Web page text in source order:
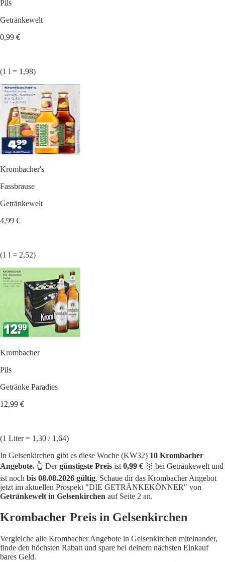
Pils
Getränkewelt
0,99 €
(1 l = 1,98)
Krombacher's
Fassbrause
Getränkewelt
4,99 €
(1 l = 2,52)
Krombacher
Pils
Getränke Paradies
12,99 €
(1 Liter = 1,30 / 1,64)
In Gelsenkirchen gibt es diese Woche (KW32) 10 Krombacher
Angebote. 👆 Dergünstigste Preis ist 0,99 € 🥇 bei Getränkewelt und
ist noch bis 08.08.2026 gültig. Schaue dir das Krombacher Angebot
jetzt im aktuellen Prospekt "DIE GETRÄNKEKÖNNER" von
Getränkewelt in Gelsenkirchen auf Seite 2 an.
Krombacher Preis in Gelsenkirchen
Vergleiche alle Krombacher Angebote in Gelsenkirchen miteinander,
finde den höchsten Rabatt und spare bei deinem nächsten Einkauf
bares Geld.